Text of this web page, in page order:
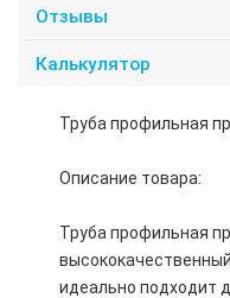
Отзывы
Калькулятор
Труба профильная
Описание товара:
Труба профильная
идеально подходит